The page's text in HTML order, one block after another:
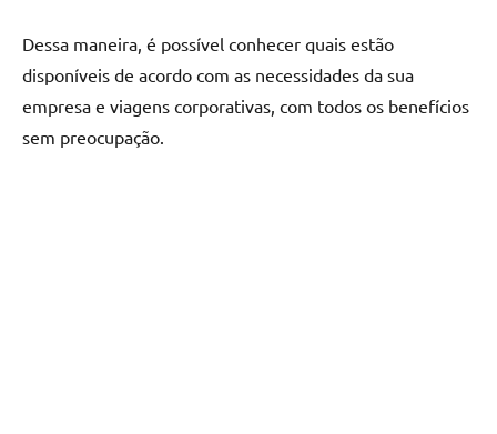
Dessa maneira, é possível conhecer quais estão
disponíveis de acordo com as necessidades da sua
empresa e viagens corporativas, com todos os benefícios
sem preocupação.